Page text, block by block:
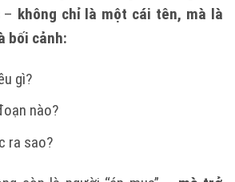
– không chỉ là một cái tên, mà là
bối cảnh:
gì?
nào?
ra sao?